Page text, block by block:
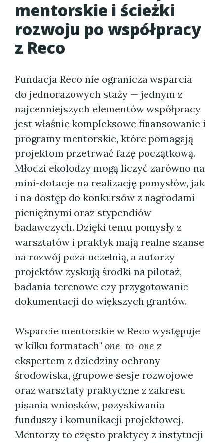
mentorskie i ścieżki
rozwoju po współpracy
z Reco
Fundacja Reco nie ogranicza wsparcia
do jednorazowych staży — jednym z
najcenniejszych elementów współpracy
jest właśnie kompleksowe finansowanie i
programy mentorskie, które pomagają
projektom przetrwać fazę początkową.
Młodzi ekolodzy mogą liczyć zarówno na
mini-dotacje na realizację pomysłów, jak
i na dostęp do konkursów z nagrodami
pieniężnymi oraz stypendiów
badawczych. Dzięki temu pomysły z
warsztatów i praktyk mają realne szanse
na rozwój poza uczelnią, a autorzy
projektów zyskują środki na pilotaż,
badania terenowe czy przygotowanie
dokumentacji do większych grantów.
Wsparcie mentorskie w Reco występuje
w kilku formatach" one-to-one z
ekspertem z dziedziny ochrony
środowiska, grupowe sesje rozwojowe
oraz warsztaty praktyczne z zakresu
pisania wniosków, pozyskiwania
funduszy i komunikacji projektowej.
Mentorzy to często praktycy z instytucji